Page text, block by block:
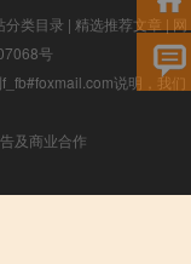
分类目录 | 精选推荐文章 | 网
号
说明，我们
及商业合作